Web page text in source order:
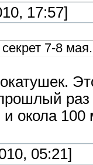
17:57]
7-8
раз
окола
05:21]